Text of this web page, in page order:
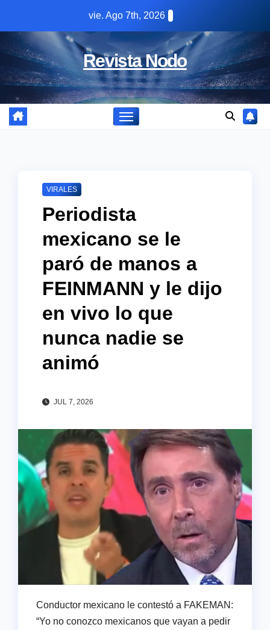
content
vie. Ago 7th, 2026
Revista Nodo
VIRALES
Periodista
mexicano se le
paró de manos a
FEINMANN y le dijo
en vivo lo que
nunca nadie se
animó
JUL 7, 2026
Conductor mexicano le contestó a FAKEMAN:
“Yo no conozco mexicanos que vayan a pedir